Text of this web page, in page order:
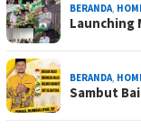
BERANDA,
Launching
BERANDA,
Sambut